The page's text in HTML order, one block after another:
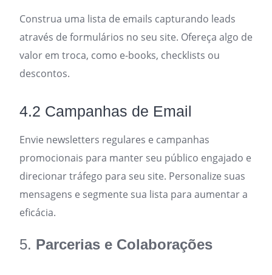
Construa uma lista de emails capturando leads
através de formulários no seu site. Ofereça algo de
valor em troca, como e-books, checklists ou
descontos.
4.2 Campanhas de Email
Envie newsletters regulares e campanhas
promocionais para manter seu público engajado e
direcionar tráfego para seu site. Personalize suas
mensagens e segmente sua lista para aumentar a
eficácia.
5. Parcerias e Colaborações